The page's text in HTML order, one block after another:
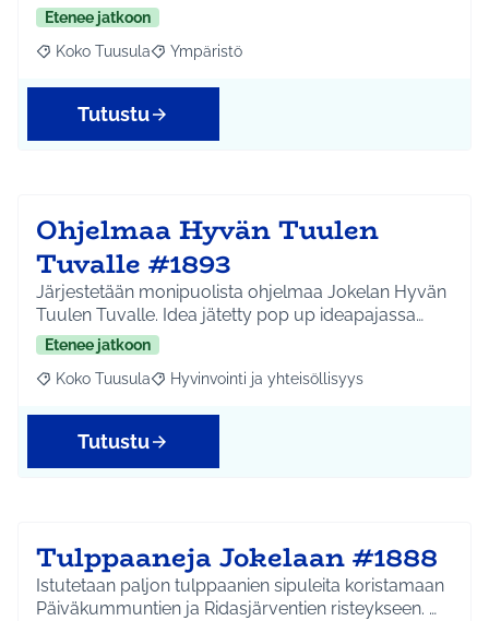
Etenee jatkoon
Rajaa tulokset aihepiirin mukaan: Koko Tuusula
Koko Tuusula Rajaa tulokset teeman mukaan: Ympäristö
Ympäristö
Tutustu
Ohjelmaa Hyvän Tuulen
Tuvalle #1893
Järjestetään monipuolista ohjelmaa Jokelan Hyvän
Tuulen Tuvalle. Idea jätetty pop up ideapajassa…
Etenee jatkoon
Rajaa tulokset aihepiirin mukaan: Koko Tuusula
Koko Tuusula Rajaa tulokset teeman mukaan: Hyvinvointi ja
Hyvinvointi ja yhteisöllisyys
Tutustu
Tulppaaneja Jokelaan #1888
Istutetaan paljon tulppaanien sipuleita koristamaan
Päiväkummuntien ja Ridasjärventien risteykseen. …